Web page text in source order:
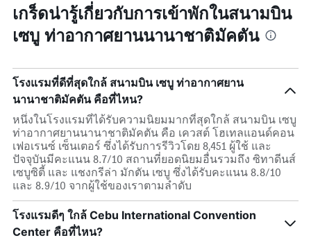
เกร็ดน่ารู้เกี่ยวกับการเข้าพักในสนามบิน
เซบู ท่าอากาศยานนานาชาติมัคตัน
โรงแรมที่ดีที่สุดใกล้ สนามบิน เซบู ท่าอากาศยาน
นานาชาติมัคตัน คือที่ไหน?
หนึ่งในโรงแรมที่ได้รับความนิยมมากที่สุดใกล้ สนามบิน เซบู
ท่าอากาศยานนานาชาติมัคตัน คือ เควสต์ โฮเทลแอนด์คอน
เฟอเรนซ์ เซ็นเตอร์ ซึ่งได้รับการรีวิวโดย 8,451 ผู้ใช้ และ
ปัจจุบันมีคะแนน 8.7/10 สถานที่ยอดนิยมอื่นรวมถึง ซิทาดีนส์
เซบูซิตี้ และ แชงกรีล่า มักตัน เซบู ซึ่งได้รับคะแนน 8.8/10
และ 8.9/10 จากผู้ใช้ของเราตามลำดับ
โรงแรมดีๆ ใกล้ Cebu International Convention
Center คือที่ไหน?